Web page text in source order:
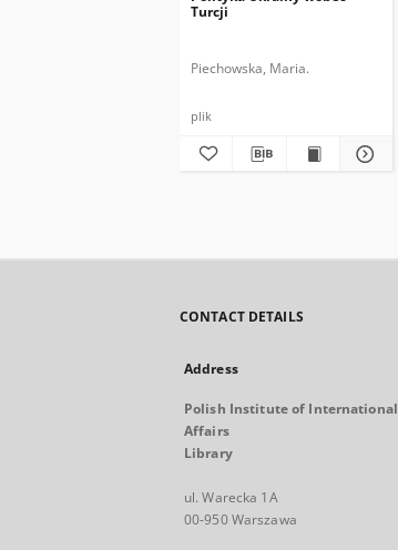
Turcji
Piechowska, Maria.
plik
CONTACT DETAILS
Address
Polish Institute of International
Affairs
Library
ul. Warecka 1A
00-950 Warszawa